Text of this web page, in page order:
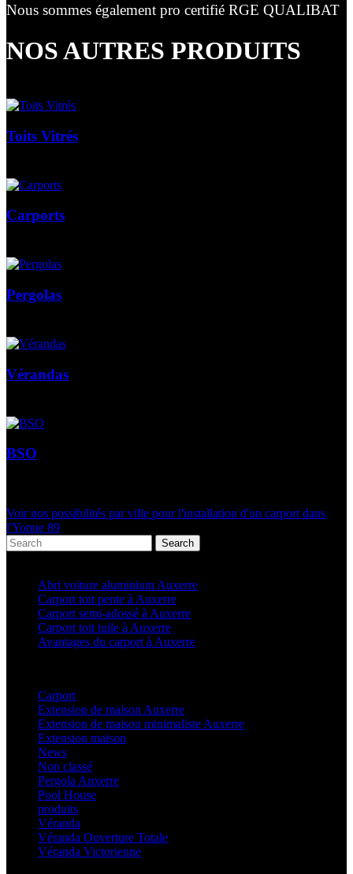
Nous sommes également pro certifié RGE QUALIBAT
NOS AUTRES PRODUITS
Toits Vitrés
Carports
Pergolas
Vérandas
BSO
Voir nos possibilités par ville pour l'installation d'un carport dans
l'Yonne 89
Search
Abri voiture aluminium Auxerre
Carport toit pente à Auxerre
Carport semi-adossé à Auxerre
Carport toit tuile à Auxerre
Avantages du carport à Auxerre
Carport(36)
Extension de maison Auxerre
Extension de maison minimaliste Auxerre
Extension maison
News
Non classé
Pergola Auxerre
Pool House
produits
Véranda
Véranda Ouverture Totale
Véranda Victorienne